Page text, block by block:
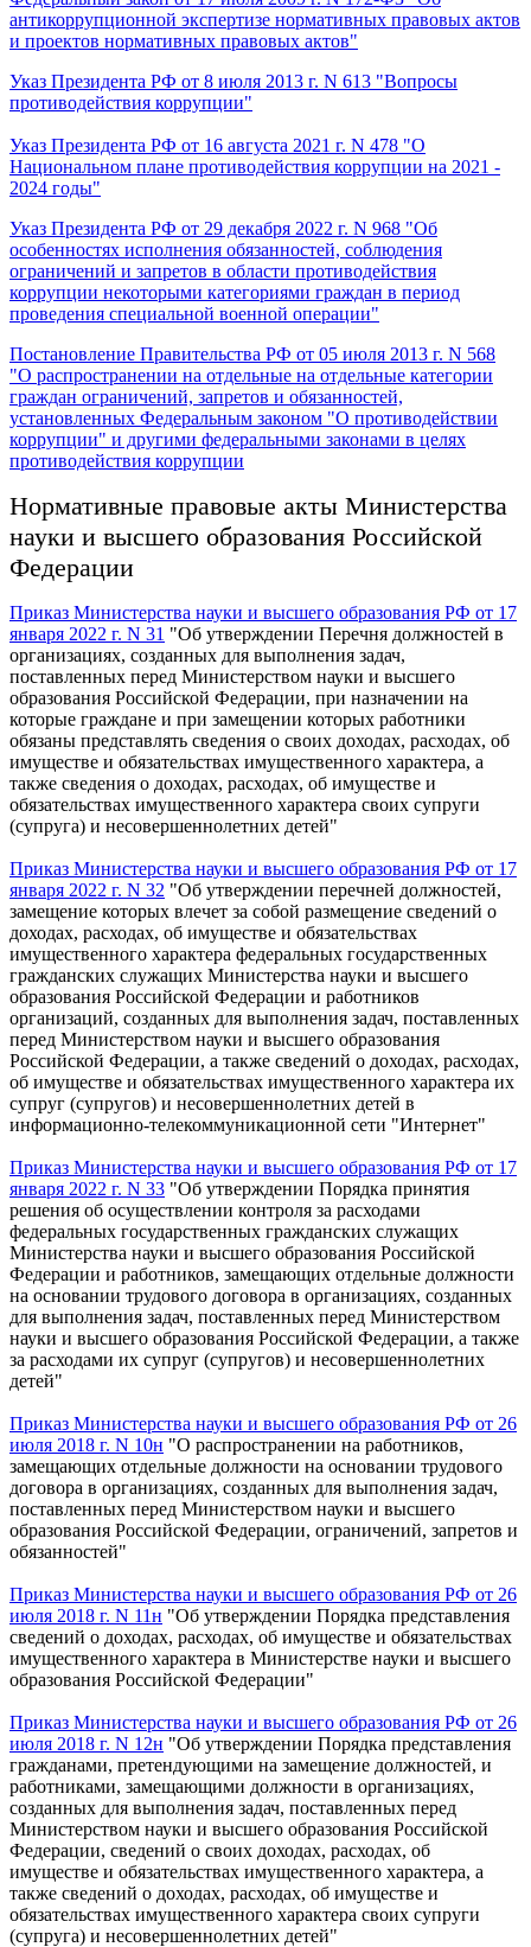
антикоррупционной экспертизе нормативных правовых актов
и проектов нормативных правовых актов"
Указ Президента РФ от 8 июля 2013 г. N 613 "Вопросы
противодействия коррупции"
Указ Президента РФ от 16 августа 2021 г. N 478 "О
Национальном плане противодействия коррупции на 2021 -
2024 годы"
Указ Президента РФ от 29 декабря 2022 г. N 968 "Об
особенностях исполнения обязанностей, соблюдения
ограничений и запретов в области противодействия
коррупции некоторыми категориями граждан в период
проведения специальной военной операции"
Постановление Правительства РФ от 05 июля 2013 г. N 568
"О распространении на отдельные на отдельные категории
граждан ограничений, запретов и обязанностей,
установленных Федеральным законом "О противодействии
коррупции" и другими федеральными законами в целях
противодействия коррупции
Нормативные правовые акты Министерства
науки и высшего образования Российской
Федерации
Приказ Министерства науки и высшего образования РФ от 17
января 2022 г. N 31 "Об утверждении Перечня должностей в
организациях, созданных для выполнения задач,
поставленных перед Министерством науки и высшего
образования Российской Федерации, при назначении на
которые граждане и при замещении которых работники
обязаны представлять сведения о своих доходах, расходах, об
имуществе и обязательствах имущественного характера, а
также сведения о доходах, расходах, об имуществе и
обязательствах имущественного характера своих супруги
(супруга) и несовершеннолетних детей"
Приказ Министерства науки и высшего образования РФ от 17
января 2022 г. N 32 "Об утверждении перечней должностей,
замещение которых влечет за собой размещение сведений о
доходах, расходах, об имуществе и обязательствах
имущественного характера федеральных государственных
гражданских служащих Министерства науки и высшего
образования Российской Федерации и работников
организаций, созданных для выполнения задач, поставленных
перед Министерством науки и высшего образования
Российской Федерации, а также сведений о доходах, расходах,
об имуществе и обязательствах имущественного характера их
супруг (супругов) и несовершеннолетних детей в
информационно-телекоммуникационной сети "Интернет"
Приказ Министерства науки и высшего образования РФ от 17
января 2022 г. N 33 "Об утверждении Порядка принятия
решения об осуществлении контроля за расходами
федеральных государственных гражданских служащих
Министерства науки и высшего образования Российской
Федерации и работников, замещающих отдельные должности
на основании трудового договора в организациях, созданных
для выполнения задач, поставленных перед Министерством
науки и высшего образования Российской Федерации, а также
за расходами их супруг (супругов) и несовершеннолетних
детей"
Приказ Министерства науки и высшего образования РФ от 26
июля 2018 г. N 10н "О распространении на работников,
замещающих отдельные должности на основании трудового
договора в организациях, созданных для выполнения задач,
поставленных перед Министерством науки и высшего
образования Российской Федерации, ограничений, запретов и
обязанностей"
Приказ Министерства науки и высшего образования РФ от 26
июля 2018 г. N 11н "Об утверждении Порядка представления
сведений о доходах, расходах, об имуществе и обязательствах
имущественного характера в Министерстве науки и высшего
образования Российской Федерации"
Приказ Министерства науки и высшего образования РФ от 26
июля 2018 г. N 12н "Об утверждении Порядка представления
гражданами, претендующими на замещение должностей, и
работниками, замещающими должности в организациях,
созданных для выполнения задач, поставленных перед
Министерством науки и высшего образования Российской
Федерации, сведений о своих доходах, расходах, об
имуществе и обязательствах имущественного характера, а
также сведений о доходах, расходах, об имуществе и
обязательствах имущественного характера своих супруги
(супруга) и несовершеннолетних детей"